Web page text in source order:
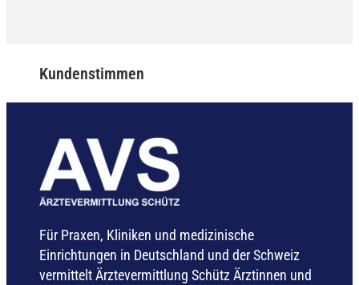
Kundenstimmen
Für Praxen, Kliniken und medizinische
Einrichtungen in Deutschland und der Schweiz
vermittelt Ärztevermittlung Schütz Ärztinnen und